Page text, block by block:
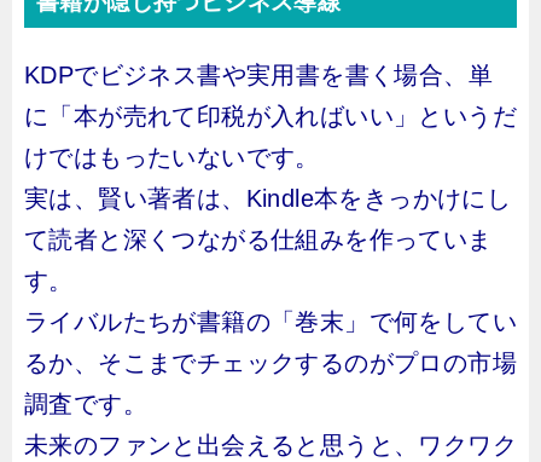
KDPでビジネス書や実用書を書く場合、単
に「本が売れて印税が入ればいい」というだ
けではもったいないです。
実は、賢い著者は、Kindle本をきっかけにし
て読者と深くつながる仕組みを作っていま
す。
ライバルたちが書籍の「巻末」で何をしてい
るか、そこまでチェックするのがプロの市場
調査です。
未来のファンと出会えると思うと、ワクワク